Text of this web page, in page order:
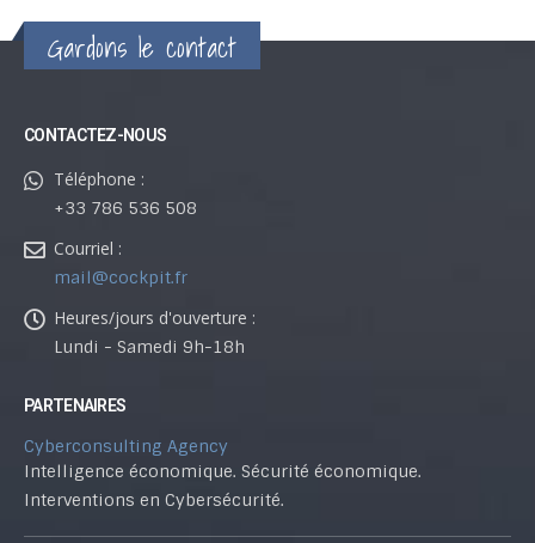
Gardons le contact
CONTACTEZ-NOUS
Téléphone :
+33 786 536 508
Courriel :
mail@cockpit.fr
Heures/jours d'ouverture :
Lundi - Samedi 9h-18h
PARTENAIRES
Cyberconsulting Agency
Intelligence économique. Sécurité économique.
Interventions en Cybersécurité.